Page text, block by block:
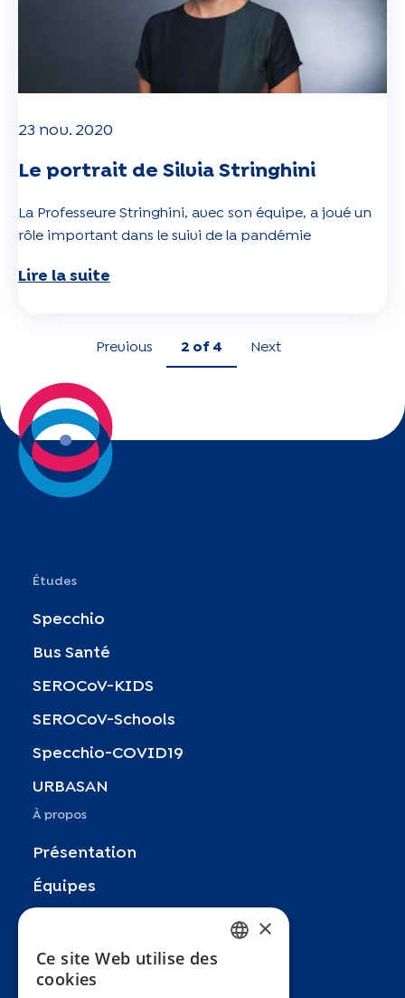
23 nov. 2020
Le portrait de Silvia Stringhini
La Professeure Stringhini, avec son équipe, a joué un
rôle important dans le suivi de la pandémie
Lire la suite
Previous 2 of 4 Next
Études
Specchio
Bus Santé
SEROCoV-KIDS
SEROCoV-Schools
Specchio-COVID19
URBASAN
À propos
Présentation
Équipes
Recherches
Zoom In
FRENCH
×
Ce site Web utilise des
cookies